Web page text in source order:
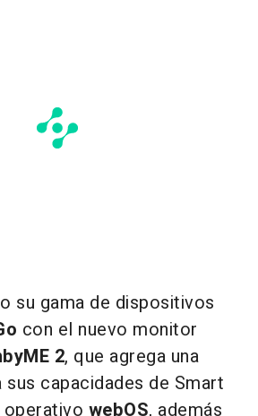
su gama de dispositivos
con el nuevo monitor
2, que agrega una
sus capacidades de Smart
webOS, además